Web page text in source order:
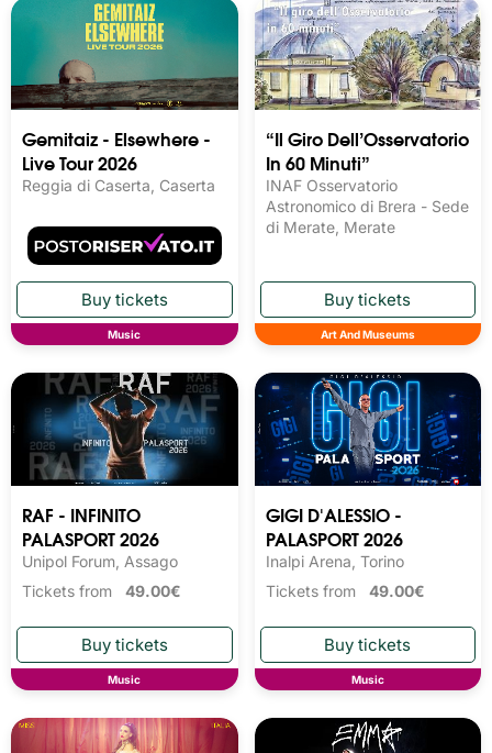
Gemitaiz - Elsewhere -
Live Tour 2026
Reggia di Caserta, Caserta
Music
“Il Giro Dell’Osservatorio
In 60 Minuti”
INAF Osservatorio
Astronomico di Brera - Sede
di Merate, Merate
Art And Museums
RAF - INFINITO
PALASPORT 2026
Unipol Forum, Assago
Tickets from 49.00€
Music
GIGI D'ALESSIO -
PALASPORT 2026
Inalpi Arena, Torino
Tickets from 49.00€
Music